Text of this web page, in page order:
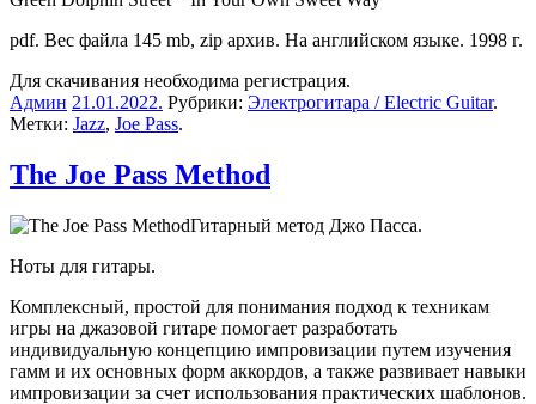
pdf. Вес файла 145 mb, zip архив. На английском языке. 1998 г.
Для скачивания необходима регистрация.
Админ 21.01.2022. Рубрики: Электрогитара / Electric Guitar.
Метки: Jazz, Joe Pass.
The Joe Pass Method
Гитарный метод Джо Пасса.
Ноты для гитары.
Комплексный, простой для понимания подход к техникам
игры на джазовой гитаре помогает разработать
индивидуальную концепцию импровизации путем изучения
гамм и их основных форм аккордов, а также развивает навыки
импровизации за счет использования практических шаблонов.